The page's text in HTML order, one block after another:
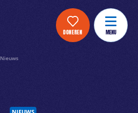
DONEREN MENU
Nieuws